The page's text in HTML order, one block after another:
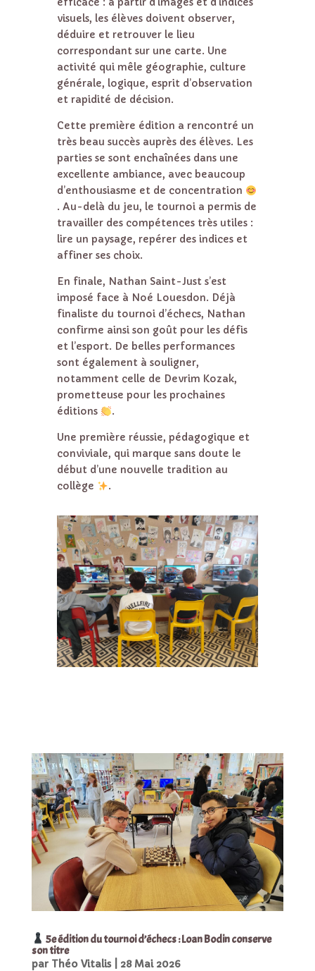
visuels, les élèves doivent observer,
déduire et retrouver le lieu
correspondant sur une carte. Une
activité qui mêle géographie, culture
générale, logique, esprit d’observation
et rapidité de décision.
Cette première édition a rencontré un
très beau succès auprès des élèves. Les
parties se sont enchaînées dans une
excellente ambiance, avec beaucoup
d’enthousiasme et de concentration
. Au-delà du jeu, le tournoi a permis de
travailler des compétences très utiles :
lire un paysage, repérer des indices et
affiner ses choix.
En finale, Nathan Saint-Just s’est
imposé face à Noé Louesdon. Déjà
finaliste du tournoi d’échecs, Nathan
confirme ainsi son goût pour les défis
et l’esport. De belles performances
sont également à souligner,
notamment celle de Devrim Kozak,
prometteuse pour les prochaines
éditions
.
Une première réussie, pédagogique et
conviviale, qui marque sans doute le
début d’une nouvelle tradition au
collège
.
5e édition du tournoi d’échecs : Loan Bodin conserve
son titre
par Théo Vitalis| 28 Mai 2026